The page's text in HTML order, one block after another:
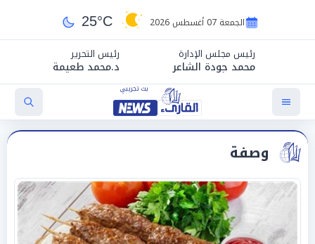
الجمعة 07 أغسطس 2026 25°C
رئيس مجلس الإدارة
محمد جودة الشاعر
رئيس التحرير
د.محمد طعيمة
وصفة